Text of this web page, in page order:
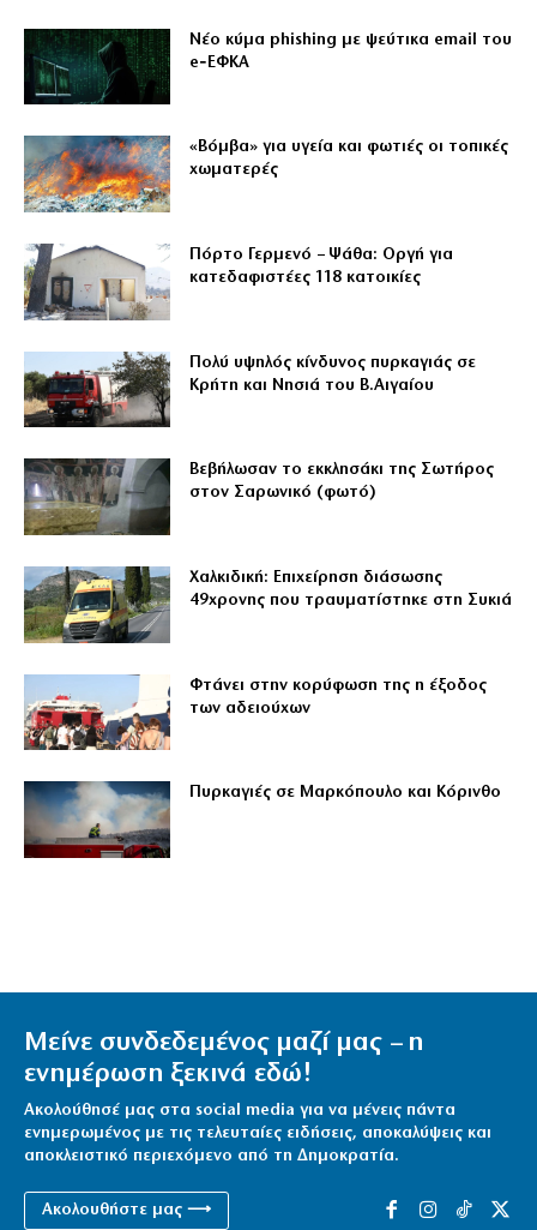
Νέο κύμα phishing με ψεύτικα email του
e‑ΕΦΚΑ
«Βόμβα» για υγεία και φωτιές οι τοπικές
χωματερές
Πόρτο Γερμενό – Ψάθα: Οργή για
κατεδαφιστέες 118 κατοικίες
Πολύ υψηλός κίνδυνος πυρκαγιάς σε
Κρήτη και Νησιά του Β.Αιγαίου
Βεβήλωσαν το εκκλησάκι της Σωτήρος
στον Σαρωνικό (φωτό)
Χαλκιδική: Επιχείρηση διάσωσης
49χρονης που τραυματίστηκε στη Συκιά
Φτάνει στην κορύφωση της η έξοδος
των αδειούχων
Πυρκαγιές σε Μαρκόπουλο και Κόρινθο
Μείνε συνδεδεμένος μαζί μας – η
ενημέρωση ξεκινά εδώ!
Ακολούθησέ μας στα social media για να μένεις πάντα
ενημερωμένος με τις τελευταίες ειδήσεις, αποκαλύψεις και
αποκλειστικό περιεχόμενο από τη Δημοκρατία.
Ακολουθήστε μας ⟶